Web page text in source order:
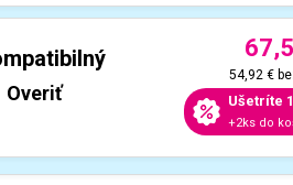
Overiť
54,92 €
Ušetríte
+2ks do